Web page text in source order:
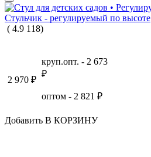
Стульчик - регулируемый по высоте
( 4.9 118)
2 970 ₽
круп.опт. - 2 673
₽
оптом - 2 821 ₽
Добавить В КОРЗИНУ